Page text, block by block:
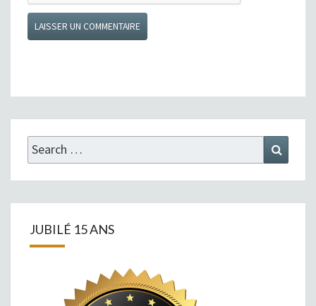
Search
for:
JUBILÉ 15 ANS